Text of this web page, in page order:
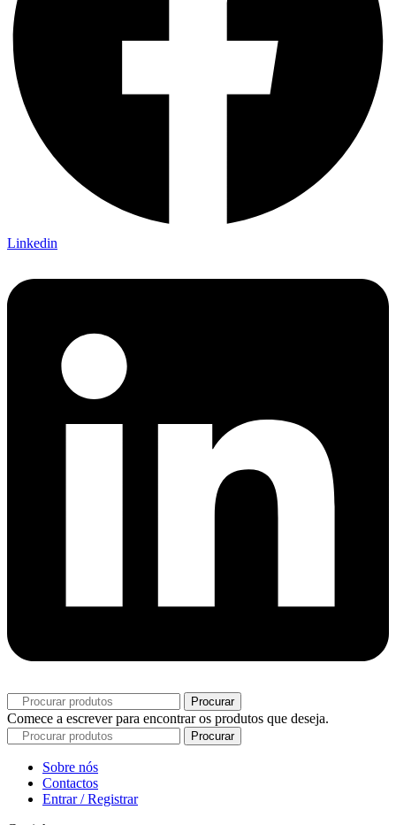
Linkedin
Procurar
Comece a escrever para encontrar os produtos que deseja.
Procurar
Sobre nós
Contactos
Entrar / Registrar